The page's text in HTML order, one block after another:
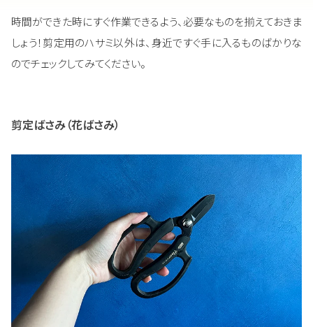
時間ができた時にすぐ作業できるよう、必要なものを揃えておきま
しょう！剪定用のハサミ以外は、身近ですぐ手に入るものばかりな
のでチェックしてみてください。
剪定ばさみ（花ばさみ）